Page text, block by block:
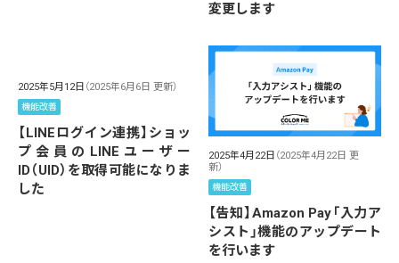
変更します
2025年5月12日 （2025年6月6日 更新）
機能改善
【LINEログイン連携】ショッ
プ会員のLINEユーザー
ID（UID）を取得可能になりま
した
2025年4月22日 （2025年4月22日 更
新）
機能改善
【告知】Amazon Pay「入力ア
シスト」機能のアップデート
を行います